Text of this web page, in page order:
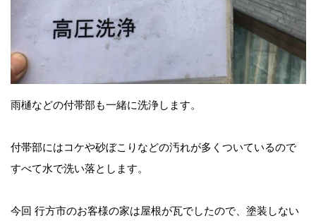
雨樋などの付帯部も一緒に洗浄します。
付帯部にはコケや砂ぼこりなどの汚れが多くついているので
すべて水で洗い落とします。
今回 行方市のお客様の家は屋根が瓦でしたので、塗装しない